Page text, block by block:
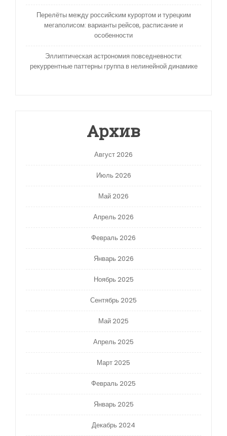
Перелёты между российским курортом и турецким
мегаполисом: варианты рейсов, расписание и
особенности
Эллиптическая астрономия повседневности:
рекуррентные паттерны группа в нелинейной динамике
Архив
Август 2026
Июль 2026
Май 2026
Апрель 2026
Февраль 2026
Январь 2026
Ноябрь 2025
Сентябрь 2025
Май 2025
Апрель 2025
Март 2025
Февраль 2025
Январь 2025
Декабрь 2024